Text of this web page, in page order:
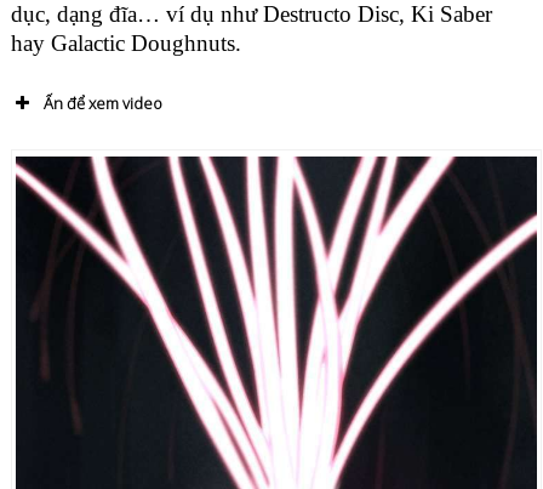
(Các loại võ công trong Dragon Ball – Võ thuật trong Dragon Ball,type of skill dragon
dục, dạng đĩa… ví dụ như Destructo Disc, Ki Saber
hay Galactic Doughnuts.
Ấn để xem video